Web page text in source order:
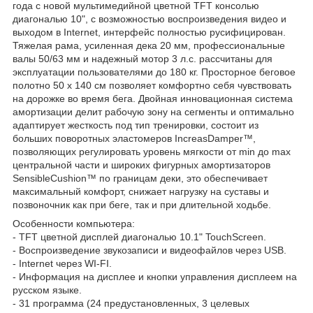
года с новой мультимедийной цветной TFT консолью
диагональю 10", с возможностью воспроизведения видео и
выходом в Internet, интерфейс полностью русифицирован.
Тяжелая рама, усиленная дека 20 мм, профессиональные
валы 50/63 мм и надежный мотор 3 л.с. рассчитаны для
эксплуатации пользователями до 180 кг. Просторное беговое
полотно 50 х 140 см позволяет комфортно себя чувствовать
на дорожке во время бега. Двойная инновационная система
амортизации делит рабочую зону на сегменты и оптимально
адаптирует жесткость под тип тренировки, состоит из
больших поворотных эластомеров IncreasDamper™,
позволяющих регулировать уровень мягкости от min до max
центральной части и широких фигурных амортизаторов
SensibleCushion™ по границам деки, это обеспечивает
максимальный комфорт, снижает нагрузку на суставы и
позвоночник как при беге, так и при длительной ходьбе.
Особенности компьютера:
- TFT цветной дисплей диагональю 10.1" TouchScreen.
- Воспроизведение звукозаписи и видеофайлов через USB.
- Internet через WI-FI.
- Информация на дисплее и кнопки управления дисплеем на
русском языке.
- 31 программа (24 предустановленных, 3 целевых